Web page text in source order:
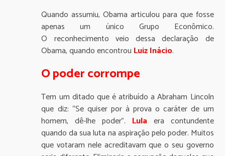
Quando assumiu, Obama articulou para que fosse
apenas um único Grupo Econômico.
O reconhecimento veio dessa declaração de
Obama, quando encontrou Luiz Inácio.
O poder corrompe
Tem um ditado que é atribuído a Abraham Lincoln
que diz: “Se quiser por à prova o caráter de um
homem, dê-lhe poder”. Lula era contundente
quando da sua luta na aspiração pelo poder. Muitos
que votaram nele acreditavam que o seu governo